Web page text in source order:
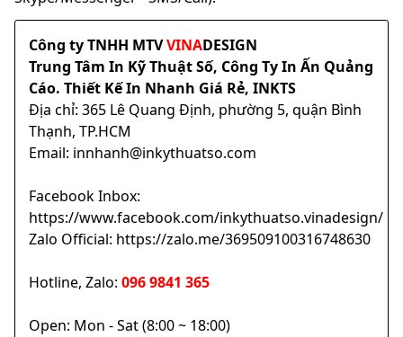
Công ty TNHH MTVVINADESIGN
Trung Tâm In Kỹ Thuật Số, Công Ty In Ấn Quảng
Cáo. Thiết Kế In Nhanh Giá Rẻ, INKTS
Địa chỉ: 365 Lê Quang Định, phường 5, quận Bình
Thạnh, TP.HCM
Email: innhanh@inkythuatso.com
Facebook Inbox:
https://www.facebook.com/inkythuatso.vinadesign/
Zalo Official: https://zalo.me/369509100316748630
Hotline, Zalo: 096 9841 365
Open: Mon - Sat (8:00 ~ 18:00)